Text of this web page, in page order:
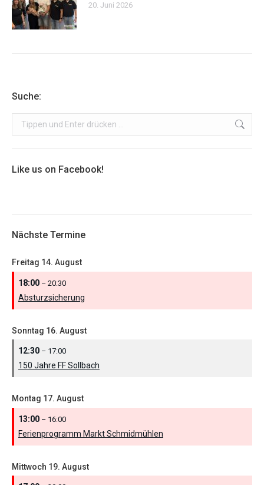
20. Juni 2026
Suche:
Search:
Like us on Facebook!
Nächste Termine
Freitag 14. August
18:00 – 20:30
Absturzsicherung
Sonntag 16. August
12:30 – 17:00
150 Jahre FF Sollbach
Montag 17. August
13:00 – 16:00
Ferienprogramm Markt Schmidmühlen
Mittwoch 19. August